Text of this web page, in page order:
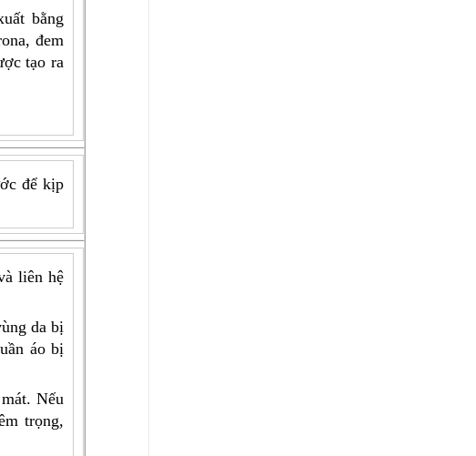
bằng
đem
tạo ra
để kịp
liên hệ
da bị
áo bị
Nếu
trọng,